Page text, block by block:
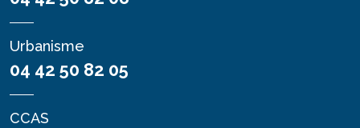
Urbanisme
04 42 50 82 05
CCAS